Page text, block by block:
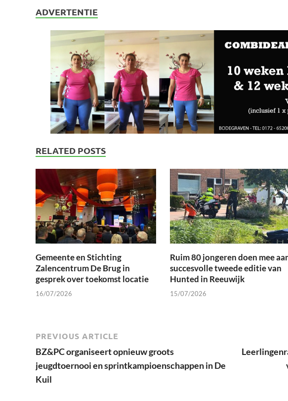
ADVERTENTIE
RELATED POSTS
Gemeente en Stichting
Zalencentrum De Brug in
gesprek over toekomst locatie
16/07/2026
Ruim 80 jongeren doen mee
succesvolle tweede editie van
Hunted in Reeuwijk
15/07/2026
PREVIOUS ARTICLE
BZ&PC organiseert opnieuw groots
jeugdtoernooi en sprintkampioenschappen in De
Kuil